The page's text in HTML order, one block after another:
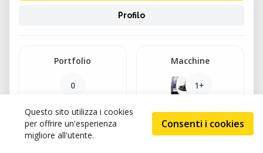
Profilo
Portfolio
0
Macchine
1+
Servizi Corsi
Questo sito utilizza i cookies
per offrire un'esperienza
migliore all'utente.
Consenti i cookies